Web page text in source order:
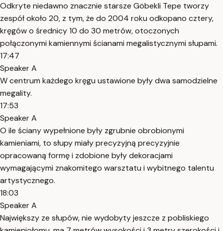
Odkryte niedawno znacznie starsze Göbekli Tepe tworzy
zespół około 20, z tym, że do 2004 roku odkopano cztery,
kręgów o średnicy 10 do 30 metrów, otoczonych
połączonymi kamiennymi ścianami megalistycznymi słupami.
17:47
Speaker A
W centrum każdego kręgu ustawione były dwa samodzielne
megality.
17:53
Speaker A
O ile ściany wypełnione były zgrubnie obrobionymi
kamieniami, to słupy miały precyzyjną precyzyjnie
opracowaną formę i zdobione były dekoracjami
wymagającymi znakomitego warsztatu i wybitnego talentu
artystycznego.
18:03
Speaker A
Największy ze słupów, nie wydobyty jeszcze z pobliskiego